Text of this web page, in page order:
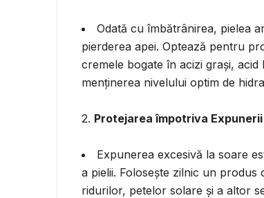
Odată cu îmbătrânirea, pielea
pierderea apei. Optează pentru
cremele bogate în acizi grași,
menținerea nivelului optim de
2. Protejarea împotriva
Expunerea excesivă la soare
a pielii. Folosește zilnic un
ridurilor, petelor solare și a altor